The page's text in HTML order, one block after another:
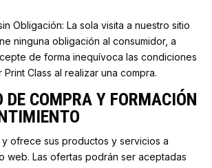
Obligación: La sola visita a nuestro sitio
ninguna obligación al consumidor, a
de forma inequívoca las condiciones
Class al realizar una compra.
DE COMPRA Y FORMACIÓN
y ofrece sus productos y servicios a
web. Las ofertas podrán ser aceptadas